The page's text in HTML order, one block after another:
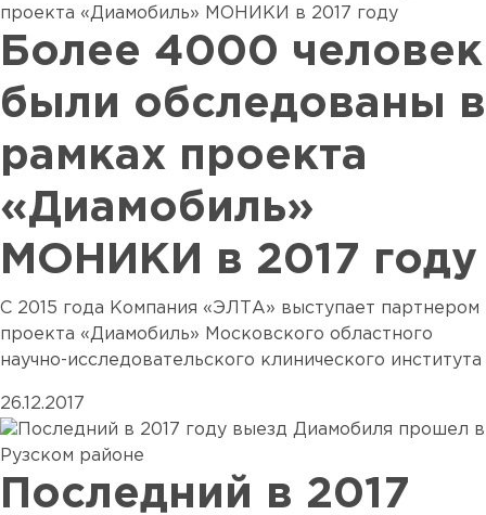
Более 4000 человек
были обследованы в
рамках проекта
«Диамобиль»
МОНИКИ в 2017 году
С 2015 года Компания «ЭЛТА» выступает партнером
проекта «Диамобиль» Московского областного
научно-исследовательского клинического института
26.12.2017
Последний в 2017